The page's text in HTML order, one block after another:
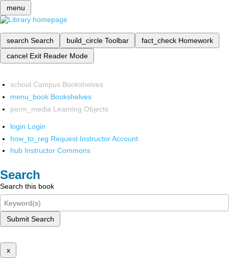
menu
search Search build_circle Toolbar fact_check Homework
cancel Exit Reader Mode
school Campus Bookshelves
menu_book Bookshelves
perm_media Learning Objects
login Login
how_to_reg Request Instructor Account
hub Instructor Commons
Search
Search this book
Submit Search
x